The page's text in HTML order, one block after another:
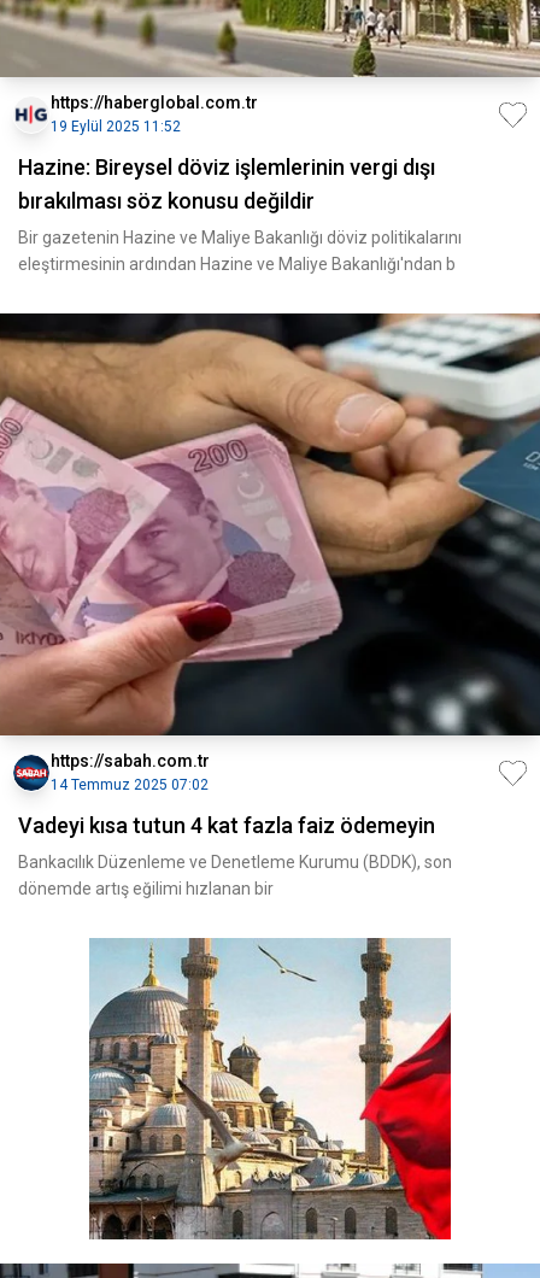
https://haberglobal.com.tr
19 Eylül 2025 11:52
Hazine: Bireysel döviz işlemlerinin vergi dışı
bırakılması söz konusu değildir
Bir gazetenin Hazine ve Maliye Bakanlığı döviz politikalarını
eleştirmesinin ardından Hazine ve Maliye Bakanlığı'ndan b
https://sabah.com.tr
14 Temmuz 2025 07:02
Vadeyi kısa tutun 4 kat fazla faiz ödemeyin
Bankacılık Düzenleme ve Denetleme Kurumu (BDDK), son
dönemde artış eğilimi hızlanan bir